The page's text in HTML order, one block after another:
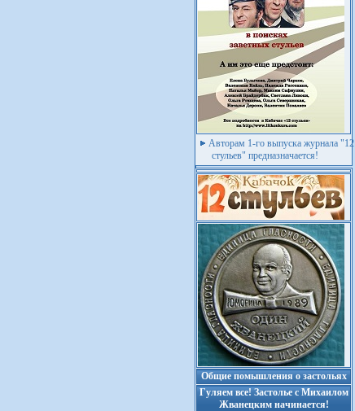
Авторам 1-го выпуска журнала "12
стульев" предназначается!
Общие помышления о застольях
Гуляем все! Застолье с Михаилом
Жванецким начинается!